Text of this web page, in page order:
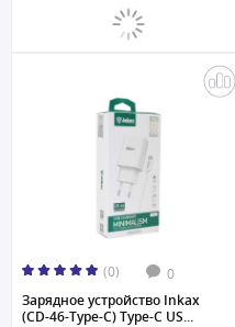
(0) 0
Зарядное устройство Inkax
(CD-46-Type-C) Type-C US...